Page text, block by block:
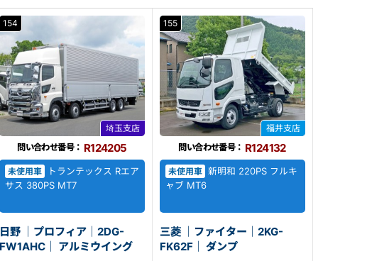
154
埼玉支店
問い合わせ番号： R124205
未使用車
トランテックス Rエア
サス 380PS MT7
日野 ｜プロフィア｜2DG-
FW1AHC｜ アルミウイング
155
福井支店
問い合わせ番号： R124132
未使用車 新明和 220PS フルキ
ャブ MT6
三菱 ｜ファイター｜2KG-
FK62F｜ ダンプ